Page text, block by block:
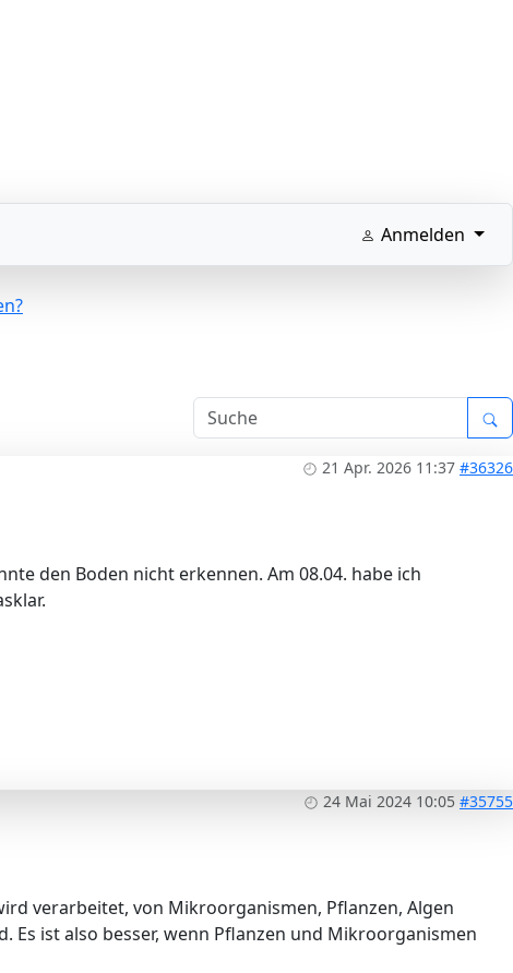
Anmelden
21 Apr. 2026 11:37 #36326
den Boden nicht erkennen. Am 08.04. habe ich
24 Mai 2024 10:05 #35755
verarbeitet, von Mikroorganismen, Pflanzen, Algen
ist also besser, wenn Pflanzen und Mikroorganismen